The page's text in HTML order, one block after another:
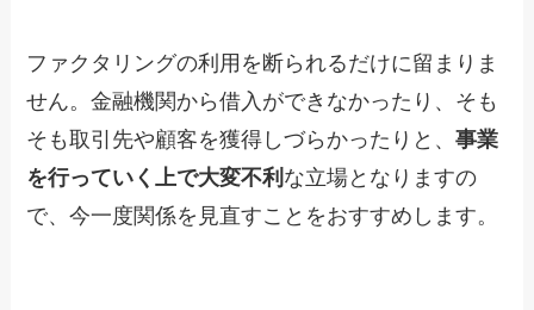
ファクタリングの利用を断られるだけに留まりま
せん。金融機関から借入ができなかったり、そも
そも取引先や顧客を獲得しづらかったりと、事業
を行っていく上で大変不利 な立場となりますの
で、今一度関係を見直すことをおすすめします。